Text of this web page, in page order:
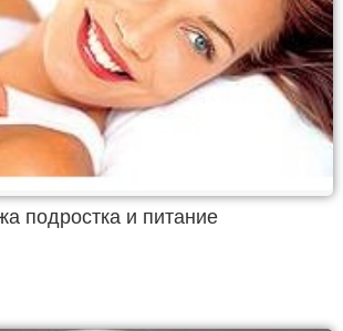
подростка и питание